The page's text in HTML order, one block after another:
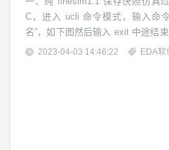
C，进入 ucli 命令模式，输入命
名”，如下图然后输入 exit 中途结
RY710_CHIP_TOP.file1,snapshot
2023-04-03 14:46:22 EDA软